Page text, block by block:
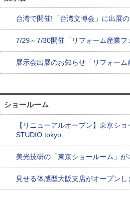
台湾で開催!「台湾文博会」に出展
7/29～7/30開催「リフォーム産業
展示会出展のお知らせ「リフォーム
ショールーム
【リニューアルオープン】東京シ
STUDIO tokyo
美光技研の「東京ショールーム」が
見せる体感型大阪支店がオープンし